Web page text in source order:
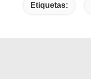
Etiquetas: